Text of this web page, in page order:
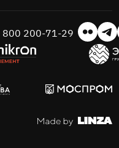
800 200-71-29